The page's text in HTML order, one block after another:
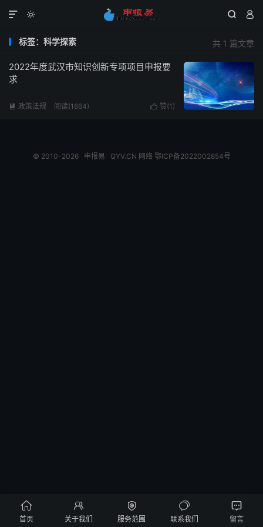
  

共 1 篇文章
标签：科学探索
2022年度武汉市知识创新专项项目申报要
求
 赞(1 )
 政策法规 阅读(1664)
© 2010-2026 申报易 QYV.CN 网络 鄂ICP备2022002854号

首页

关于我们

服务范围

联系我们

留言